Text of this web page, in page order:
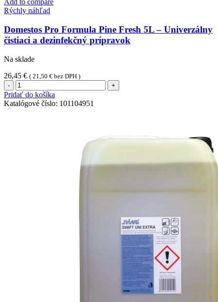
Disinfectant
Conc
prostriedok
na
a
Add to compare
Rýchly náhľad
Domestos Pro Formula Pine Fresh 5L – Univerzálny
čistiaci a dezinfekčný prípravok
Na sklade
26,45 € ( 21,50 € bez DPH )
množstvo
Domestos
Pro
Formula
Pridať do košíka
Katalógové číslo: 101104951